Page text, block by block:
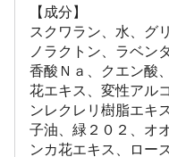
【成分】
スクワラン、水、グ
ノラクトン、ラベン
香酸Ｎａ、クエン酸
花エキス、変性アル
ンレクレリ樹脂エキ
子油、緑２０２、オ
ンカ花エキス、ロー